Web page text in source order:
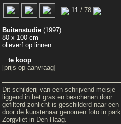
11 / 78
Buitenstudie (1997)
80 x 100 cm
olieverf op linnen
te koop
[prijs op aanvraag]
Dit schilderij van een schrijvend meisje
liggend in het gras en beschenen door
gefilterd zonlicht is geschilderd naar een
door de kunstenaar genomen foto in park
Zorgvliet in Den Haag.